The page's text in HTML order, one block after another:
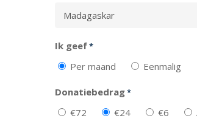
Ik geef*
Per maand Eenmalig
Donatiebedrag*
€72 €24 €6